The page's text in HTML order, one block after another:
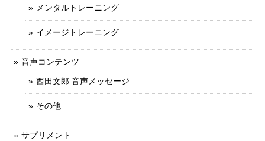
メンタルトレーニング
イメージトレーニング
音声コンテンツ
西田文郎 音声メッセージ
その他
サプリメント